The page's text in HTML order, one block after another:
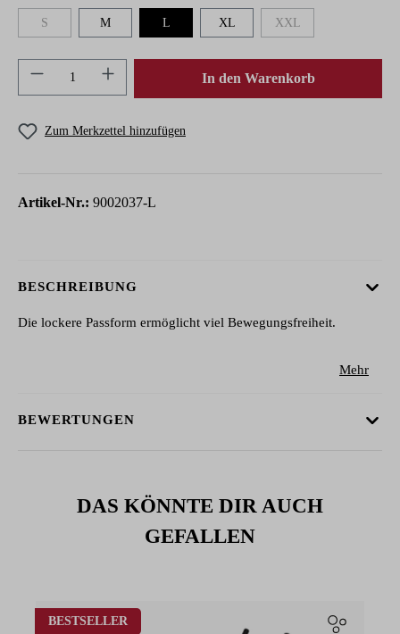
S(Diese Option ist zurzeit nicht verfügbar.)
M L XL XXL(Diese Option ist zurzeit
Produkt Anzahl: Gib den gewünschten Wert
In den Warenkorb
Zum Merkzettel hinzufügen
Artikel-Nr.: 9002037-L
BESCHREIBUNG
Die lockere Passform ermöglicht viel Bewegungsfreiheit.
Mehr
BEWERTUNGEN
DAS KÖNNTE DIR AUCH
GEFALLEN
Produktgalerie überspringen
BESTSELLER